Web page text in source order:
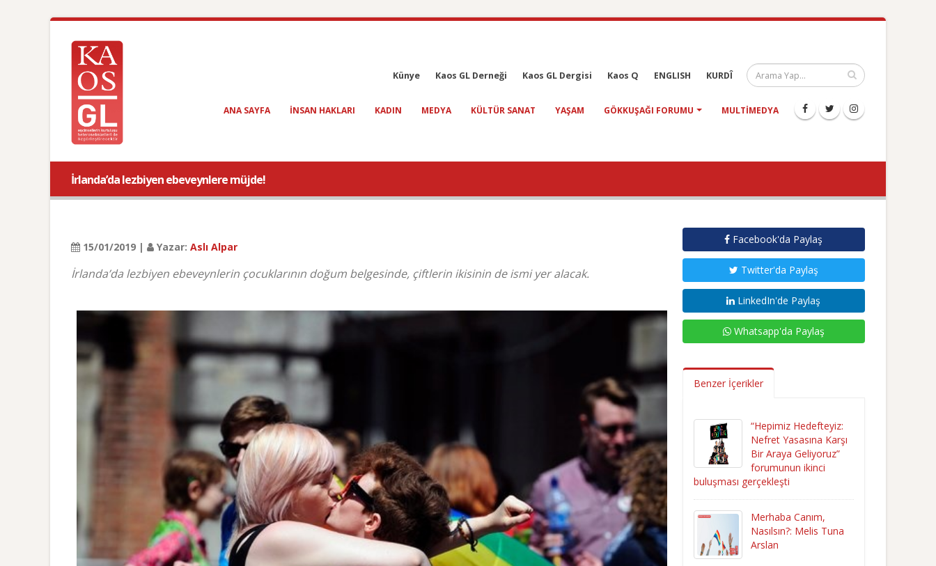
Künye Kaos GL Derneği Kaos GL Dergisi Kaos Q ENGLISH KURDÎ
ANA SAYFA INSAN HAKLARI KADIN MEDYA KÜLTÜR SANAT YAŞAM GÖKKUŞAĞI FORUMU MULTIMEDYA
İrlanda’da lezbiyen ebeveynlere müjde!
15/01/2019 | Yazar: Aslı Alpar
İrlanda’da lezbiyen ebeveynlerin çocuklarının doğum belgesinde, çiftlerin ikisinin de ismi yer alacak.
Facebook'da Paylaş
Twitter'da Paylaş
LinkedIn'de Paylaş
Whatsapp'da Paylaş
Benzer İçerikler
“Hepimiz Hedefteyiz:
Nefret Yasasına Karşı
Bir Araya Geliyoruz”
forumunun ikinci
buluşması gerçekleşti
Merhaba Canım,
Nasılsın?: Melis Tuna
Arslan